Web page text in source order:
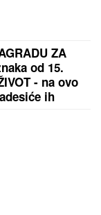
ZA
od 15.
- na ovo
ih